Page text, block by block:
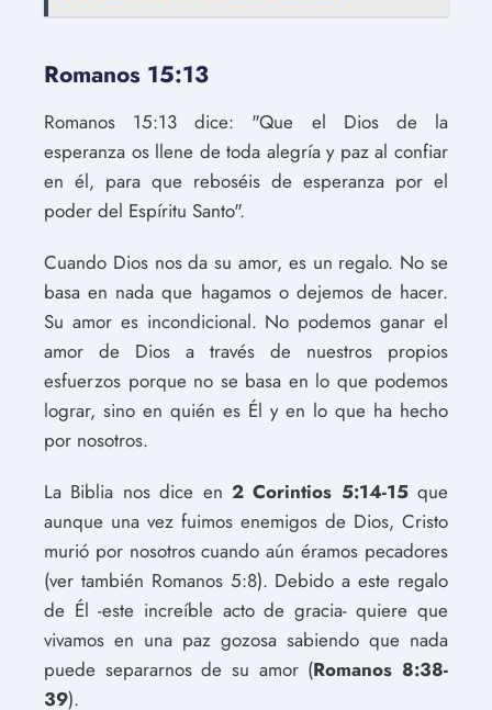
Romanos 15:13
Romanos 15:13 dice: "Que el Dios de la
esperanza os llene de toda alegría y paz al confiar
en él, para que reboséis de esperanza por el
poder del Espíritu Santo".
Cuando Dios nos da su amor, es un regalo. No se
basa en nada que hagamos o dejemos de hacer.
Su amor es incondicional. No podemos ganar el
amor de Dios a través de nuestros propios
esfuerzos porque no se basa en lo que podemos
lograr, sino en quién es Él y en lo que ha hecho
por nosotros.
La Biblia nos dice en 2 Corintios 5:14-15que
aunque una vez fuimos enemigos de Dios, Cristo
murió por nosotros cuando aún éramos pecadores
(ver también Romanos 5:8). Debido a este regalo
de Él -este increíble acto de gracia- quiere que
vivamos en una paz gozosa sabiendo que nada
puede separarnos de su amor (Romanos 8:38-
39).